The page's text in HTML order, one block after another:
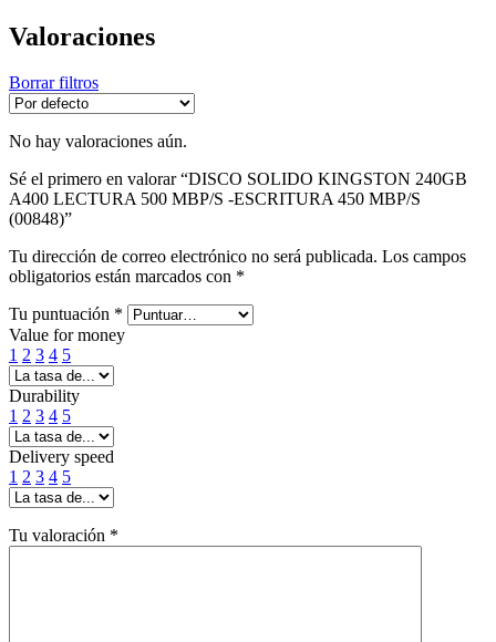
Valoraciones
Borrar filtros
No hay valoraciones aún.
Sé el primero en valorar “DISCO SOLIDO KINGSTON 240GB
A400 LECTURA 500 MBP/S -ESCRITURA 450 MBP/S
(00848)”
Tu dirección de correo electrónico no será publicada. Los campos
obligatorios están marcados con *
Tu puntuación *
Value for money
1 2 3 4 5
Durability
1 2 3 4 5
Delivery speed
1 2 3 4 5
Tu valoración *